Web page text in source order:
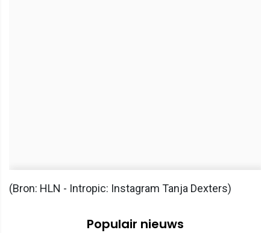
(Bron: HLN - Intropic: Instagram Tanja Dexters)
Populair nieuws